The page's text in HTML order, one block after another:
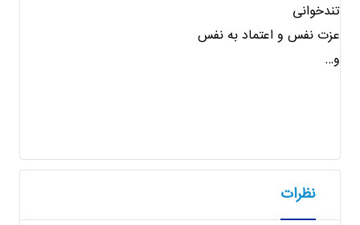
تندخوانی
عزت نفس و اعتماد به نفس
و…
نظرات